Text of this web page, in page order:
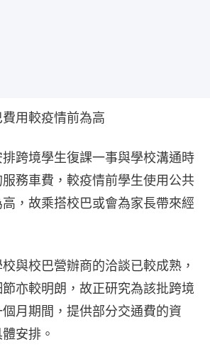
用較疫情前為高
跨境學生復課一事與學校溝通時
務車費，較疫情前學生使用公共
，故乘搭校巴或會為家長帶來經
與校巴營辦商的洽談已較成熟，
亦較明朗，故正研究為該批跨境
月期間，提供部分交通費的資
安排。